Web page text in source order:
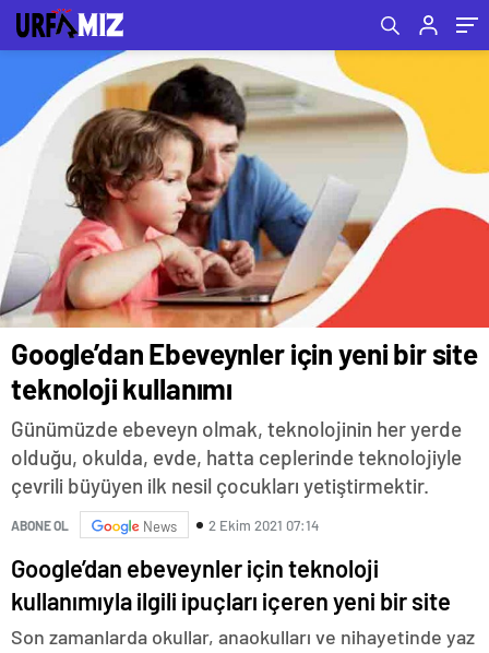
Google’dan Ebeveynler için yeni bir site
teknoloji kullanımı
Günümüzde ebeveyn olmak, teknolojinin her yerde
olduğu, okulda, evde, hatta ceplerinde teknolojiyle
çevrili büyüyen ilk nesil çocukları yetiştirmektir.
ABONE OL News 2 Ekim 2021 07:14
Google’dan ebeveynler için teknoloji
kullanımıyla ilgili ipuçları içeren yeni bir site
Son zamanlarda okullar, anaokulları ve nihayetinde yaz